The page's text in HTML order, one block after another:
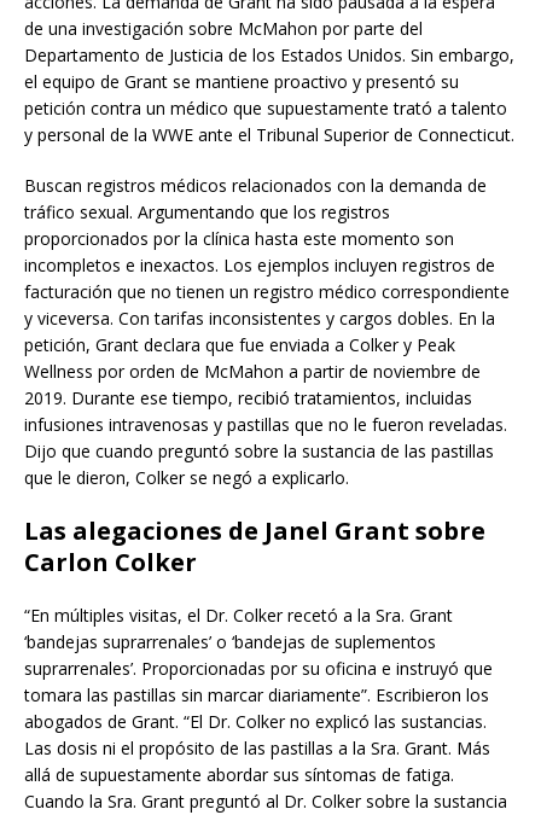
de una investigación sobre McMahon por parte del
Departamento de Justicia de los Estados Unidos. Sin embargo,
el equipo de Grant se mantiene proactivo y presentó su
petición contra un médico que supuestamente trató a talento
y personal de la WWE ante el Tribunal Superior de Connecticut.
Buscan registros médicos relacionados con la demanda de
tráfico sexual. Argumentando que los registros
proporcionados por la clínica hasta este momento son
incompletos e inexactos. Los ejemplos incluyen registros de
facturación que no tienen un registro médico correspondiente
y viceversa. Con tarifas inconsistentes y cargos dobles. En la
petición, Grant declara que fue enviada a Colker y Peak
Wellness por orden de McMahon a partir de noviembre de
2019. Durante ese tiempo, recibió tratamientos, incluidas
infusiones intravenosas y pastillas que no le fueron reveladas.
Dijo que cuando preguntó sobre la sustancia de las pastillas
que le dieron, Colker se negó a explicarlo.
Las alegaciones de Janel Grant sobre
Carlon Colker
“En múltiples visitas, el Dr. Colker recetó a la Sra. Grant
‘bandejas suprarrenales’ o ‘bandejas de suplementos
suprarrenales’. Proporcionadas por su oficina e instruyó que
tomara las pastillas sin marcar diariamente”. Escribieron los
abogados de Grant. “El Dr. Colker no explicó las sustancias.
Las dosis ni el propósito de las pastillas a la Sra. Grant. Más
allá de supuestamente abordar sus síntomas de fatiga.
Cuando la Sra. Grant preguntó al Dr. Colker sobre la sustancia